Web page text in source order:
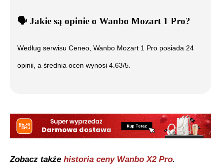
🗣️ ️ Jakie są opinie o Wanbo Mozart 1 Pro?
Według serwisu Ceneo, Wanbo Mozart 1 Pro posiada 24
opinii, a średnia ocen wynosi 4.63/5.
Zobacz także historia ceny Wanbo X2 Pro.